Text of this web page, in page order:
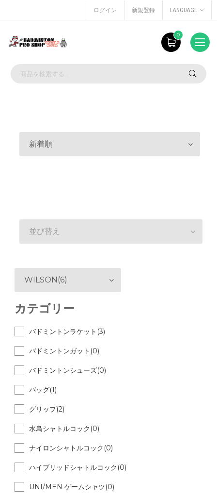
ログイン 新規登録 LANGUAGE
0
新着順
並び替え
WILSON(6)
カテゴリー
バドミントンラケット(3)
バドミントンガット(0)
バドミントンシューズ(0)
バッグ(1)
グリップ(2)
水鳥シャトルコック(0)
ナイロンシャトルコック(0)
ハイブリッドシャトルコック(0)
UNI/MEN ゲームシャツ(0)